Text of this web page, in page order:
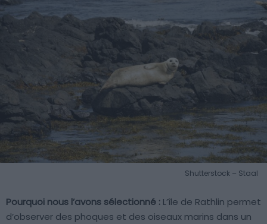
Shutterstock – Staal
Pourquoi nous l’avons sélectionné : L’île de Rathlin permet
d’observer des phoques et des oiseaux marins dans un